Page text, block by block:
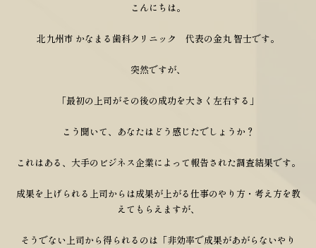
こんにちは。
北九州市 かなまる歯科クリニック 代表の金丸 智士です。
突然ですが、
「最初の上司がその後の成功を大きく左右する」
こう聞いて、あなたはどう感じたでしょうか？
これはある、大手のビジネス企業によって報告された調査結果です。
成果を上げられる上司からは成果が上がる仕事のやり方・考え方を教
えてもらえますが、
そうでない上司から得られるのは「非効率で成果があがらないやり